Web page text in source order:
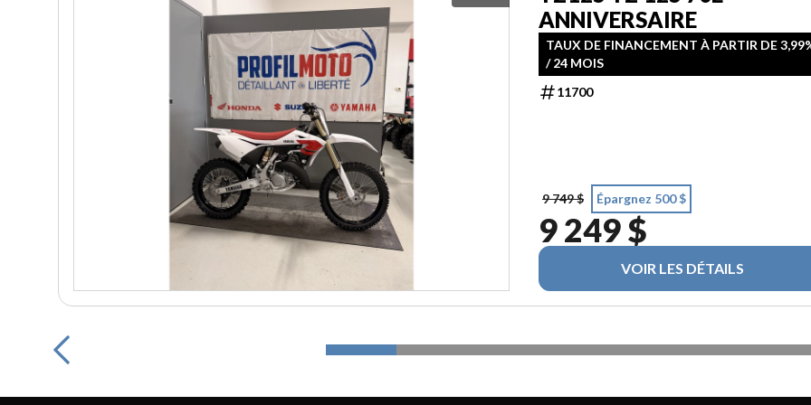
ANNIVERSAIRE
TAUX DE FINANCEMENT À PARTIR DE
/ 24 MOIS
11700
9 749 $ Épargnez 500 $
9 249 $
VOIR LES DÉTAILS